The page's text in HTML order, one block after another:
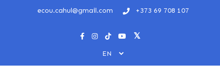
ecou.cahul@gmail.com +373 69 708 107